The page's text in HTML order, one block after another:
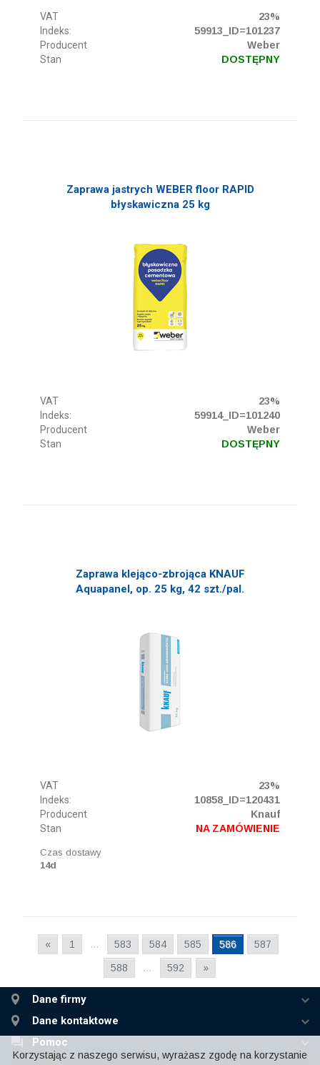
VAT
23%
Indeks:
59913_ID=101237
Producent
Weber
Stan
DOSTĘPNY
Zaprawa jastrych WEBER floor RAPID
błyskawiczna 25 kg
VAT
23%
Indeks:
59914_ID=101240
Producent
Weber
Stan
DOSTĘPNY
Zaprawa klejąco-zbrojąca KNAUF
Aquapanel, op. 25 kg, 42 szt./pal.
VAT
23%
Indeks:
10858_ID=120431
Producent
Knauf
Stan
NA ZAMÓWIENIE
Czas dostawy
14d
« 1 … 583 584 585 586 587
588 … 592 »
Dane firmy
Dane kontaktowe
Pomoc
Korzystając z naszego serwisu, wyrażasz zgodę na korzystanie